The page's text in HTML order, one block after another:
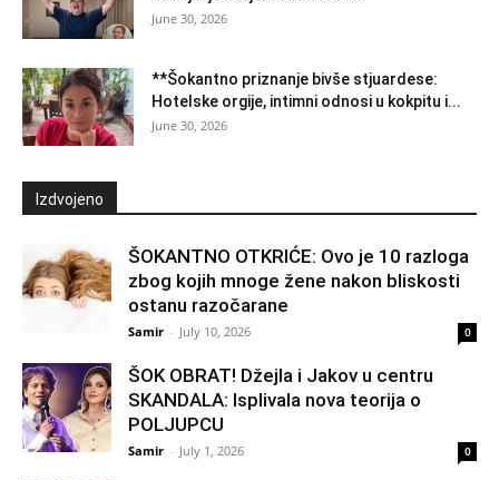
June 30, 2026
**Šokantno priznanje bivše stjuardese:
Hotelske orgije, intimni odnosi u kokpitu i...
June 30, 2026
Izdvojeno
ŠOKANTNO OTKRIĆE: Ovo je 10 razloga
zbog kojih mnoge žene nakon bliskosti
ostanu razočarane
Samir - July 10, 2026 0
ŠOK OBRAT! Džejla i Jakov u centru
SKANDALA: Isplivala nova teorija o
POLJUPCU
Samir - July 1, 2026 0